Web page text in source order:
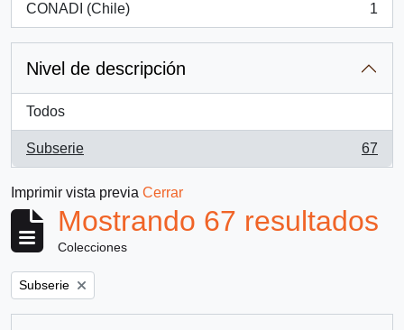
CONADI (Chile)
, 1 resultados
1
Nivel de descripción
Todos
Subserie
, 67 resultados
67
Imprimir vista previa Cerrar
Mostrando 67 resultados
Colecciones
Remove filter:
Subserie